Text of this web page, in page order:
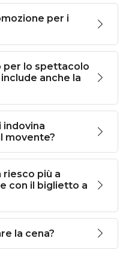
per i
per lo spettacolo
anche la
indovina
movente?
riesco più a
con il biglietto a
la cena?